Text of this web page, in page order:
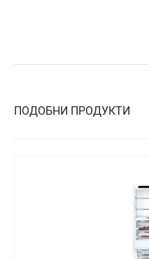
ПОДОБНИ ПРОДУКТИ